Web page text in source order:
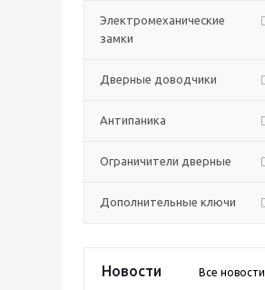
Электромеханические
замки
Дверные доводчики
Антипаника
Ограничители дверные
Дополнительные ключи
Новости Все новости